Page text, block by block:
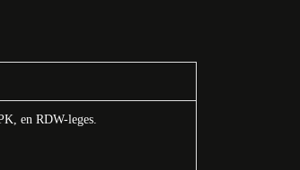
inruil, financieringsmogelijkheden of het maken
motorhart van Nederland.
en RDW-leges.